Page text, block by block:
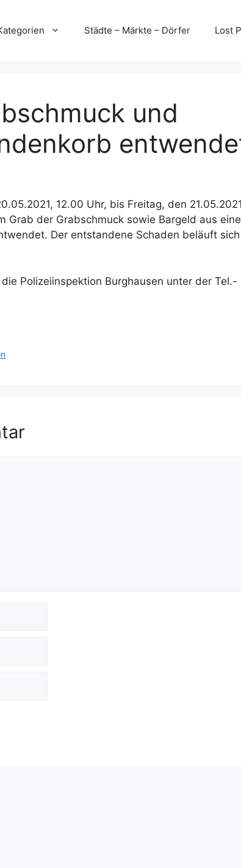
Städte – Märkte – Dörfer Lost
und
12.00 Uhr, bis Freitag, den
Grab der Grabschmuck sowie Bargeld aus
Der entstandene Schaden beläuft sich
Polizeiinspektion Burghausen unter der Tel.-